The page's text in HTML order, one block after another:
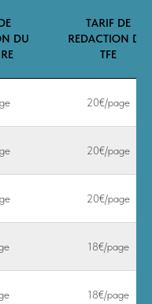
DU
TARIF DE
REDACTION DU
TFE
20€/page
20€/page
20€/page
18€/page
18€/page